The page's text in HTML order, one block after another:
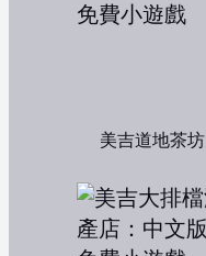
美吉道地茶坊